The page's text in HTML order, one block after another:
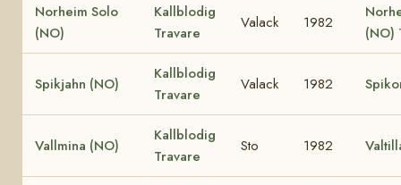
Norheim Solo
(NO)
Kallblodig
Travare
Valack 1982
(NO)
Spikjahn (NO)
Kallblodig
Travare
Valack 1982
Vallmina (NO)
Kallblodig
Travare
Sto 1982